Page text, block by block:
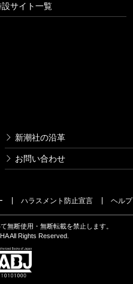
設サイト一覧
新潮社の沿革
お問い合わせ
ハラスメント防止宣言 ヘルプ
無断使用・無断転載を禁止します。
All Rights Reserved.